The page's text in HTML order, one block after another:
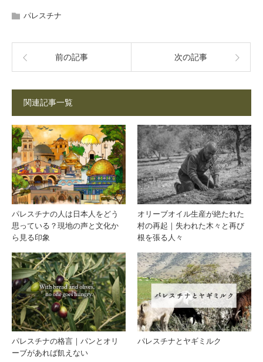
パレスチナ
前の記事 次の記事
関連記事一覧
パレスチナの人は日本人をどう
思っている？現地の声と文化か
ら見る印象
オリーブオイル生産が絶たれた
村の再起｜失われた木々と再び
根を張る人々
パレスチナの格言｜パンとオリ
ーブがあれば飢えない
パレスチナとヤギミルク